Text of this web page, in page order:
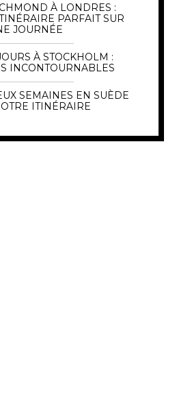
À LONDRES :
PARFAIT SUR
JOURNÉE
À STOCKHOLM :
INCONTOURNABLES
SEMAINES EN SUÈDE
ITINÉRAIRE